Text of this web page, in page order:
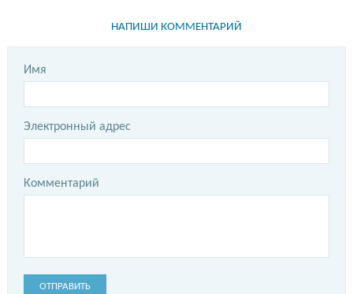
НАПИШИ КОММЕНТАРИЙ
Имя
Электронный адрес
Комментарий
ОТПРАВИТЬ